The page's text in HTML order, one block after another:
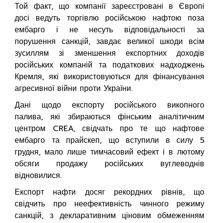
Той факт, що компанії зареєстровані в Європі
досі ведуть торгівлю російською нафтою поза
ембарго і не несуть відповідальності за
порушення санкцій, завдає великої шкоди всім
зусиллям зі зменшення експортних доходів
російських компаній та податкових надходжень
Кремля, які використовуються для фінансування
агресивної війни проти України.
Дані щодо експорту російського викопного
палива, які збираються фінським аналітичним
центром CREA, свідчать про те що нафтове
ембарго та прайскеп, що вступили в силу 5
грудня, мало лише тимчасовий ефект і в лютому
обсяги продажу російських вуглеводнів
відновилися.
Експорт нафти досяг рекордних рівнів, що
свідчить про неефективність чинного режиму
санкцій, з декларативним ціновим обмеженням